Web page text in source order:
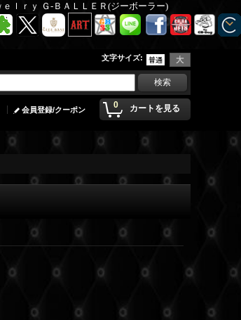
ｌｒｙ Ｇ-ＢＡＬＬＥＲ(ジーボーラー)
文字サイズ:
0 カートを見る
会員登録/クーポン